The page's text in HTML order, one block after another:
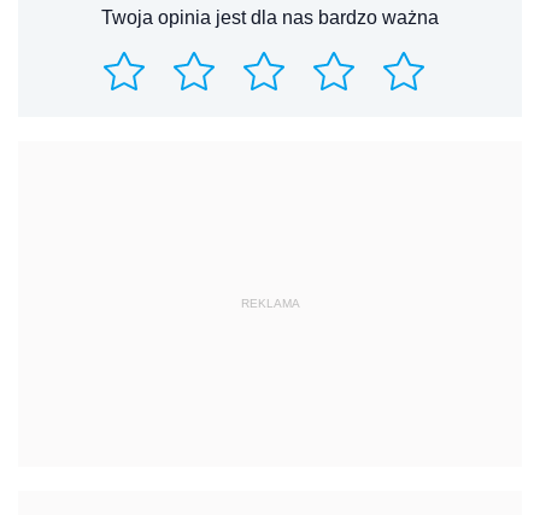
Twoja opinia jest dla nas bardzo ważna
REKLAMA